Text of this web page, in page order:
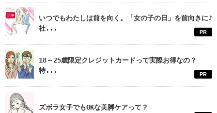
いつでもわたしは前を向く。「女の子の日」を前向きに♪
社...
PR
18～25歳限定クレジットカードって実際お得なの？
特...
PR
ズボラ女子でもOKな美脚ケアって？